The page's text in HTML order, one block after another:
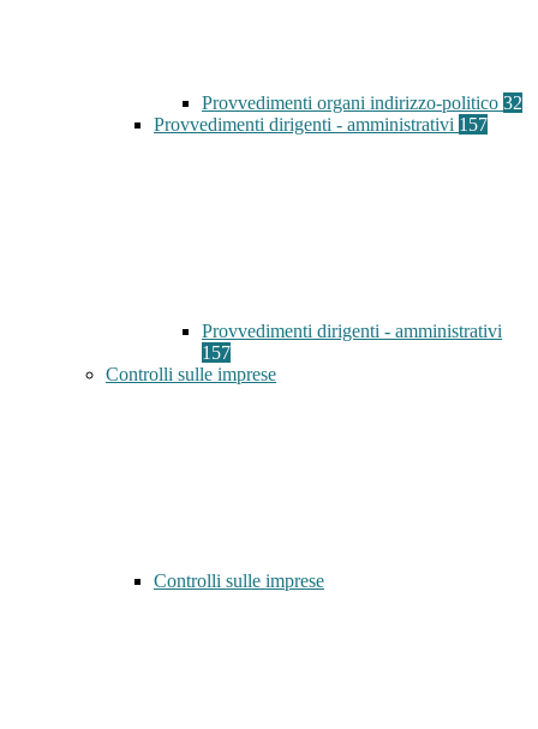
Provvedimenti organi indirizzo-politico 32
Provvedimenti dirigenti - amministrativi 157
Provvedimenti dirigenti - amministrativi
157
Controlli sulle imprese
Controlli sulle imprese